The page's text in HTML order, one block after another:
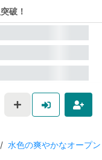
破！
/ 水色の爽やかなオープン